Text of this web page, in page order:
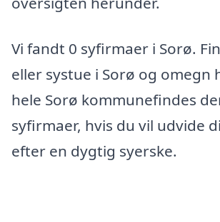
Vi fandt 0 syfirmaer i Sorø.
eller systue i Sorø og omegn
hele Sorø kommunefindes
syfirmaer, hvis du vil udvide
efter en dygtig syerske.